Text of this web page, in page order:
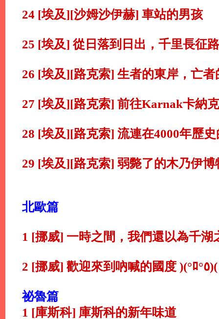
24 [埃及][沙姆沙伊赫] 車站的男孩
25 [埃及] 從日落到日出，千里長征
26 [埃及][路克索] 生者的東岸，亡
27 [埃及][路克索] 前往Karnak卡納
28 [埃及][路克索] 流連在4000年歷
29 [埃及][路克索] 弱斃了的木乃伊博
北歐篇
1 [挪威] 一時之間，我們還以為千湖
2 [挪威] 歡迎來到吶喊的國度 )(°ﾛ°٥)(
祕魯篇
1 [庫斯科] 庫斯科的新年味道